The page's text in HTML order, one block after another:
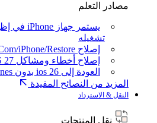
مصادر التعلم
تشغيله
إصلاح Support Apple Com/iPhone/Restore
إصلاح أخطاء ومشاكل iOS 27
العودة إلى ios 26 بدون iTunes
المزيد من النصائح المفيدة
النقل & الاسترداد
نقل المنتجات